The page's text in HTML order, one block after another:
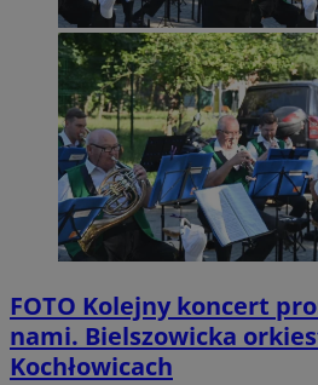
FOTO Kolejny koncert
nami. Bielszowicka
Kochłowicach